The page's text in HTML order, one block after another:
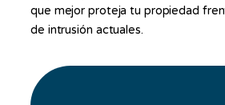
que mejor proteja tu propiedad
de intrusión actuales.